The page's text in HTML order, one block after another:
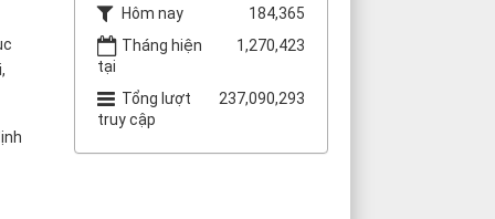
Hôm nay
184,365
Tháng hiện
tại
1,270,423
Tổng lượt
truy cập
237,090,293